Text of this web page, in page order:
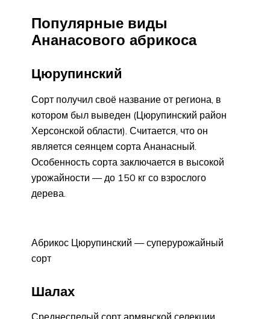
Популярные виды
Ананасового абрикоса
Цюрупинский
Сорт получил своё название от региона, в
котором был выведен (Цюрупинский район
Херсонской области). Считается, что он
является сеянцем сорта Ананасный.
Особенность сорта заключается в высокой
урожайности — до 150 кг со взрослого
дерева.
Абрикос Цюрупинский — суперурожайный
сорт
Шалах